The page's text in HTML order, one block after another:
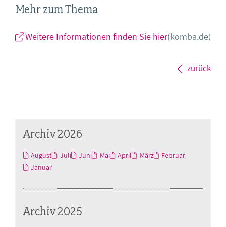
Mehr zum Thema
Weitere Informationen finden Sie hier(komba.de)
zurück
Archiv 2026
August Juli Juni Mai April März
Februar
Januar
Archiv 2025